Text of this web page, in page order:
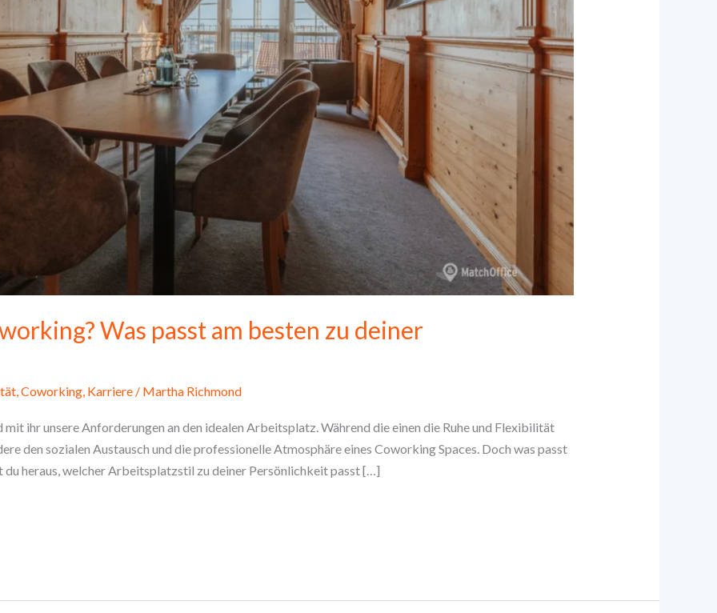
Was passt am besten zu deiner
,Coworking, Karriere/ Martha Richmond
ihr unsere Anforderungen an den idealen Arbeitsplatz. Während die einen die Ruhe und Flexibilität
den sozialen Austausch und die professionelle Atmosphäre eines Coworking Spaces. Doch was passt
heraus, welcher Arbeitsplatzstil zu deiner Persönlichkeit passt […]